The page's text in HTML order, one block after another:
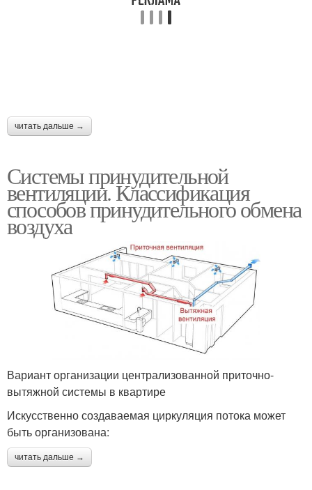
читать дальше →
Системы принудительной
вентиляции. Классификация
способов принудительного обмена
воздуха
Вариант организации централизованной приточно-
вытяжной системы в квартире
Искусственно создаваемая циркуляция потока может
быть организована:
читать дальше →